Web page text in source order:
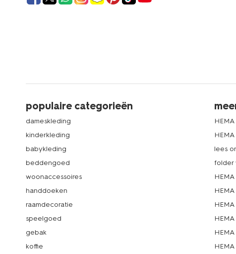
populaire categorieën
dameskleding
kinderkleding
babykleding
beddengoed
woonaccessoires
handdoeken
raamdecoratie
speelgoed
gebak
koffie
lees
folder